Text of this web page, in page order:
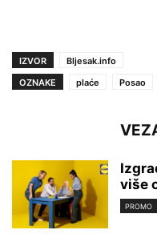
IZVOR
Bljesak.info
OZNAKE
plaće Posao
više
PROMO